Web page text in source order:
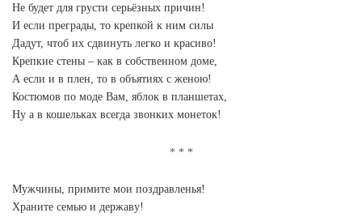
Не будет для грусти серьёзных причин!
И если преграды, то крепкой к ним силы
Дадут, чтоб их сдвинуть легко и красиво!
Крепкие стены – как в собственном доме,
А если и в плен, то в объятиях с женою!
Костюмов по моде Вам, яблок в планшетах,
Ну а в кошельках всегда звонких монеток!
Мужчины, примите мои поздравленья!
Храните семью и державу!